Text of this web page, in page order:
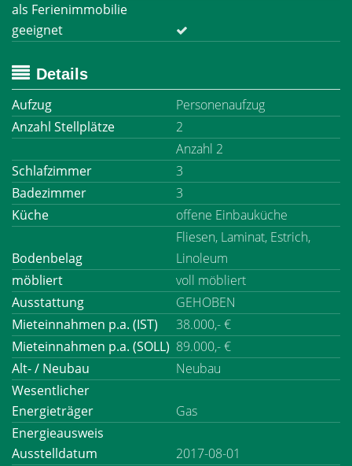
als Ferienimmobilie
geeignet
Details
Aufzug
Personenaufzug
Anzahl Stellplätze
2
Anzahl 2
Schlafzimmer
3
Badezimmer
3
Küche
offene Einbauküche
Bodenbelag
Fliesen, Laminat, Estrich,
Linoleum
möbliert
voll möbliert
Ausstattung
GEHOBEN
Mieteinnahmen p.a. (IST)
38.000,- €
Mieteinnahmen p.a. (SOLL) 89.000,- €
Alt- / Neubau
Neubau
Wesentlicher
Energieträger
Gas
Energieausweis
Ausstelldatum
2017-08-01